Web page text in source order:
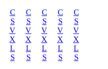
C
S
V
X
L
S
C
S
V
X
L
S
C
S
V
X
L
S
C
S
V
X
L
S
C
S
V
X
L
S